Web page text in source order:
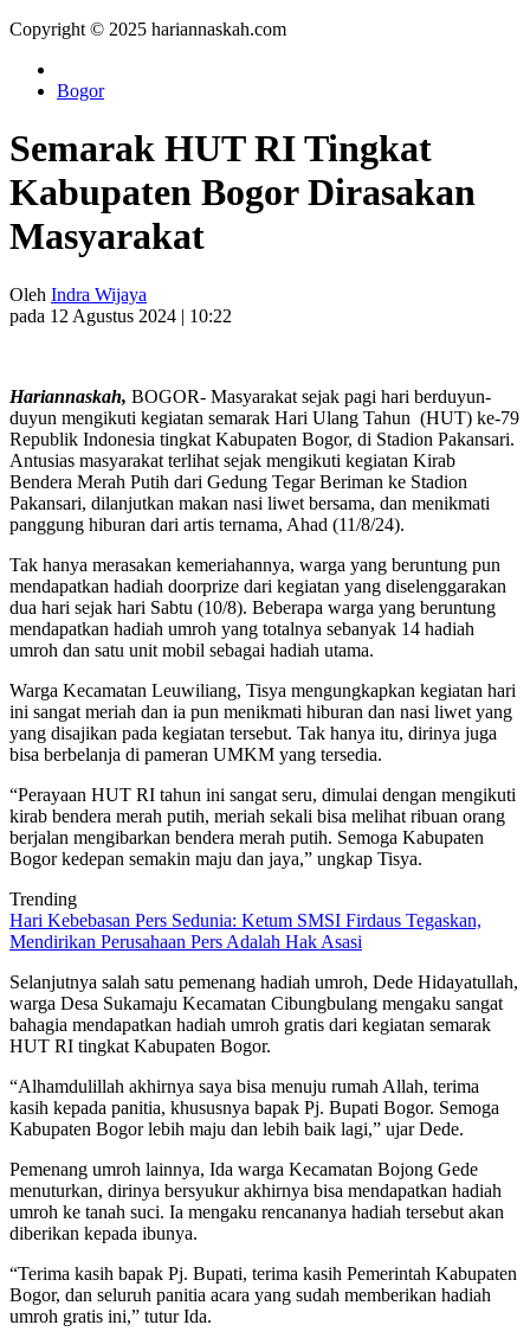
Copyright © 2025 hariannaskah.com
Bogor
Semarak HUT RI Tingkat
Kabupaten Bogor Dirasakan
Masyarakat
Oleh Indra Wijaya
pada 12 Agustus 2024 | 10:22
Hariannaskah, BOGOR- Masyarakat sejak pagi hari berduyun-
duyun mengikuti kegiatan semarak Hari Ulang Tahun (HUT) ke-79
Republik Indonesia tingkat Kabupaten Bogor, di Stadion Pakansari.
Antusias masyarakat terlihat sejak mengikuti kegiatan Kirab
Bendera Merah Putih dari Gedung Tegar Beriman ke Stadion
Pakansari, dilanjutkan makan nasi liwet bersama, dan menikmati
panggung hiburan dari artis ternama, Ahad (11/8/24).
Tak hanya merasakan kemeriahannya, warga yang beruntung pun
mendapatkan hadiah doorprize dari kegiatan yang diselenggarakan
dua hari sejak hari Sabtu (10/8). Beberapa warga yang beruntung
mendapatkan hadiah umroh yang totalnya sebanyak 14 hadiah
umroh dan satu unit mobil sebagai hadiah utama.
Warga Kecamatan Leuwiliang, Tisya mengungkapkan kegiatan hari
ini sangat meriah dan ia pun menikmati hiburan dan nasi liwet yang
yang disajikan pada kegiatan tersebut. Tak hanya itu, dirinya juga
bisa berbelanja di pameran UMKM yang tersedia.
“Perayaan HUT RI tahun ini sangat seru, dimulai dengan mengikuti
kirab bendera merah putih, meriah sekali bisa melihat ribuan orang
berjalan mengibarkan bendera merah putih. Semoga Kabupaten
Bogor kedepan semakin maju dan jaya,” ungkap Tisya.
Trending
Hari Kebebasan Pers Sedunia: Ketum SMSI Firdaus Tegaskan,
Mendirikan Perusahaan Pers Adalah Hak Asasi
Selanjutnya salah satu pemenang hadiah umroh, Dede Hidayatullah,
warga Desa Sukamaju Kecamatan Cibungbulang mengaku sangat
bahagia mendapatkan hadiah umroh gratis dari kegiatan semarak
HUT RI tingkat Kabupaten Bogor.
“Alhamdulillah akhirnya saya bisa menuju rumah Allah, terima
kasih kepada panitia, khususnya bapak Pj. Bupati Bogor. Semoga
Kabupaten Bogor lebih maju dan lebih baik lagi,” ujar Dede.
Pemenang umroh lainnya, Ida warga Kecamatan Bojong Gede
menuturkan, dirinya bersyukur akhirnya bisa mendapatkan hadiah
umroh ke tanah suci. Ia mengaku rencananya hadiah tersebut akan
diberikan kepada ibunya.
“Terima kasih bapak Pj. Bupati, terima kasih Pemerintah Kabupaten
Bogor, dan seluruh panitia acara yang sudah memberikan hadiah
umroh gratis ini,” tutur Ida.